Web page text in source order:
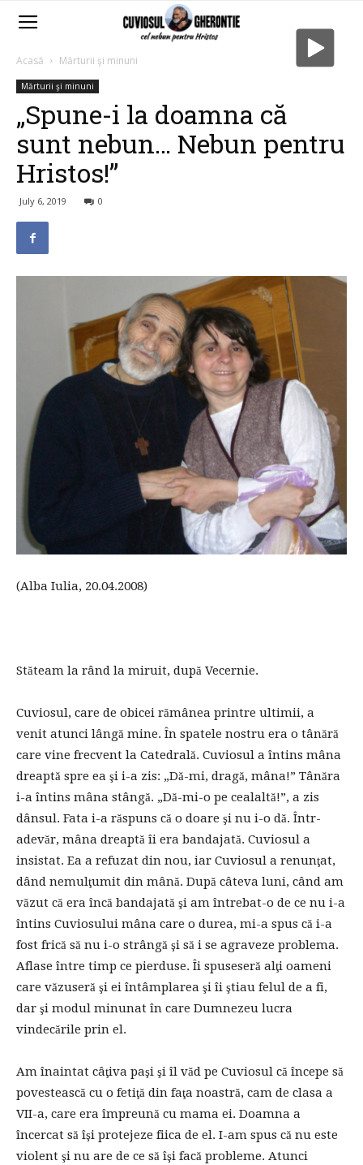
Acasă Mărturii şi minuni
Mărturii şi minuni
„Spune-i la doamna că
sunt nebun… Nebun pentru
Hristos!”
July 6, 2019 0
(Alba Iulia, 20.04.2008)
Stăteam la rând la miruit, după Vecernie.
Cuviosul, care de obicei rămânea printre ultimii, a
venit atunci lângă mine. În spatele nostru era o tânără
care vine frecvent la Catedrală. Cuviosul a întins mâna
dreaptă spre ea şi i-a zis: „Dă-mi, dragă, mâna!” Tânăra
i-a întins mâna stângă. „Dă-mi-o pe cealaltă!”, a zis
dânsul. Fata i-a răspuns că o doare şi nu i-o dă. Într-
adevăr, mâna dreaptă îi era bandajată. Cuviosul a
insistat. Ea a refuzat din nou, iar Cuviosul a renunţat,
dând nemulţumit din mână. După câteva luni, când am
văzut că era încă bandajată şi am întrebat-o de ce nu i-a
întins Cuviosului mâna care o durea, mi-a spus că i-a
fost frică să nu i-o strângă şi să i se agraveze problema.
Aflase între timp ce pierduse. Îi spuseseră alţi oameni
care văzuseră şi ei întâmplarea şi îi ştiau felul de a fi,
dar şi modul minunat în care Dumnezeu lucra
vindecările prin el.
Am înaintat câţiva paşi şi îl văd pe Cuviosul că începe să
povestească cu o fetiţă din faţa noastră, cam de clasa a
VII-a, care era împreună cu mama ei. Doamna a
încercat să îşi protejeze fiica de el. I-am spus că nu este
violent şi nu are de ce să îşi facă probleme. Atunci